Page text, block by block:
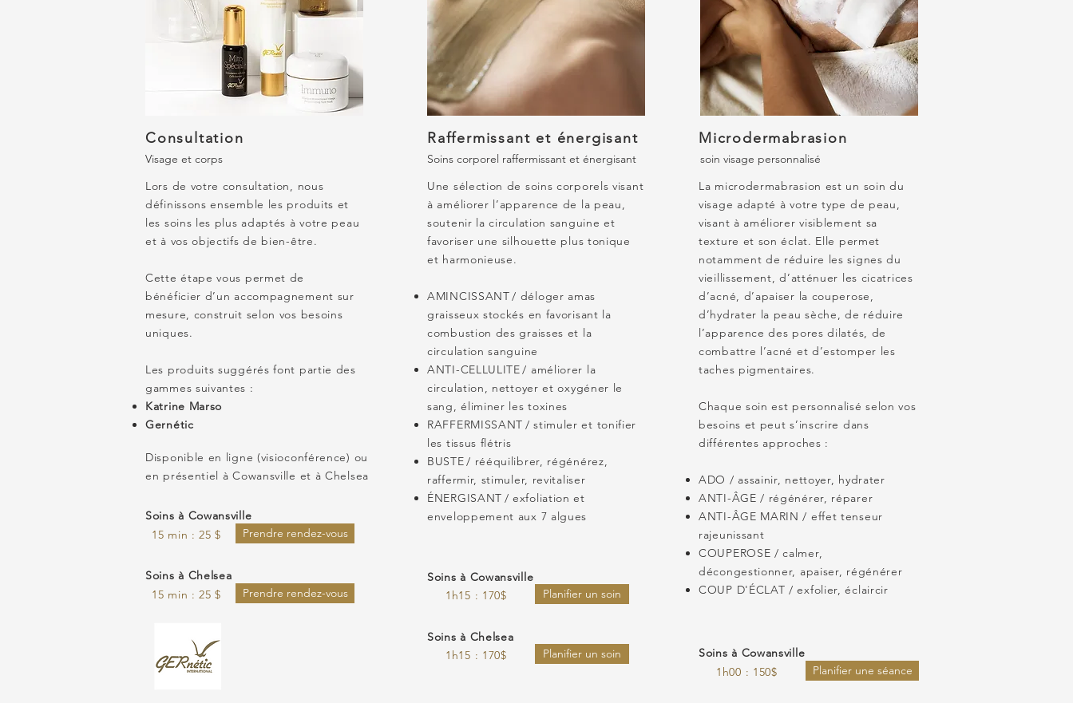
Consultation
Visage et corps
Lors de votre consultation, nous
définissons ensemble les produits et
les soins les plus adaptés à votre peau
et à vos objectifs de bien-être.
Cette étape vous permet de
bénéficier d’un accompagnement sur
mesure, construit selon vos besoins
uniques.
Les produits suggérés font partie des
gammes suivantes :
Katrine Marso
Gernétic
Disponible en ligne (visioconférence) ou
en présentiel à Cowansville et à Chelsea
15 min : 25 $ Prendre rendez-vous
Soins à Cowansville
15 min : 25 $ Prendre rendez-vous
Soins à Chelsea
Raffermissant et énergisant
Soins corporel raffermissant et énergisant
Une sélection de soins corporels visant
à améliorer l’apparence de la peau,
soutenir la circulation sanguine et
favoriser une silhouette plus tonique
et harmonieuse.
AMINCISSANT / déloger amas
graisseux stockés en favorisant la
combustion des graisses et la
circulation sanguine
ANTI-CELLULITE / améliorer la
circulation, nettoyer et oxygéner le
sang, éliminer les toxines
RAFFERMISSANT / stimuler et tonifier
les tissus flétris
BUSTE / rééquilibrer, régénérez,
raffermir, stimuler, revitaliser
ÉNERGISANT / exfoliation et
enveloppement aux 7 algues
1h15 : 170$ Planifier un soin
Soins à Cowansville
1h15 : 170$ Planifier un soin
Soins à Chelsea
Microdermabrasion
soin visage personnalisé
La microdermabrasion est un soin du
visage adapté à votre type de peau,
visant à améliorer visiblement sa
texture et son éclat. Elle permet
notamment de réduire les signes du
vieillissement, d’atténuer les cicatrices
d’acné, d’apaiser la couperose,
d’hydrater la peau sèche, de réduire
l’apparence des pores dilatés, de
combattre l’acné et d’estomper les
taches pigmentaires.
Chaque soin est personnalisé selon vos
besoins et peut s’inscrire dans
différentes approches :
ADO / assainir, nettoyer, hydrater
ANTI-ÂGE / régénérer, réparer
ANTI-ÂGE MARIN / effet tenseur
rajeunissant
COUPEROSE / calmer,
décongestionner, apaiser, régénérer
COUP D'ÉCLAT / exfolier, éclaircir
1h00 : 150$ Planifier une séance
Soins à Cowansville